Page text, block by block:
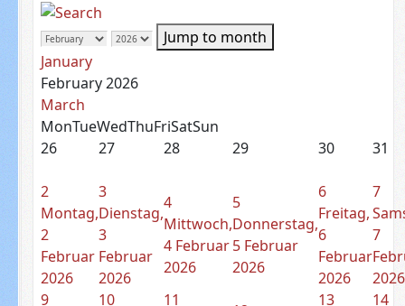
Jump to month
January
February 2026
March
MonTueWedThuFriSatSun
26
27 28 29 30 31
2
Montag,
2
Februar
2026
3
Dienstag,
3
Februar
2026
4
Mittwoch,
4 Februar
2026
5
Donnerstag,
5 Februar
2026
6
Freitag,
6
Februar
2026
7
7
2026
9
10
11
13
14